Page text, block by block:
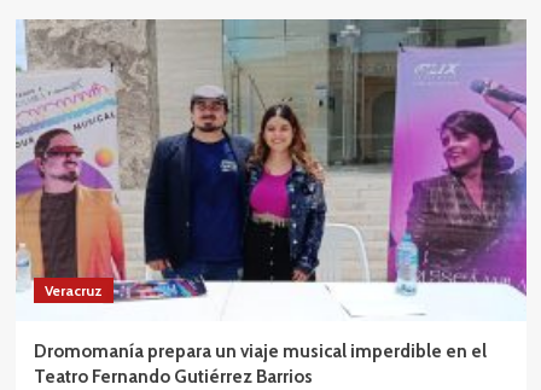
Veracruz
Dromomanía prepara un viaje musical imperdible en el
Teatro Fernando Gutiérrez Barrios